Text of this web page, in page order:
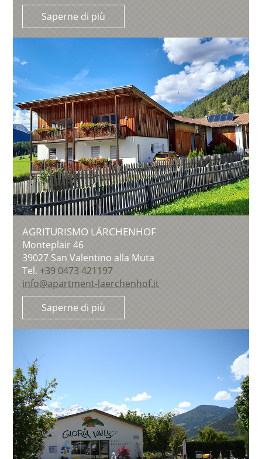
Saperne di più
AGRITURISMO LÄRCHENHOF
Monteplair 46
39027San Valentino alla Muta
Tel.+39 0473 421197
info@apartment-laerchenhof.it
Saperne di più